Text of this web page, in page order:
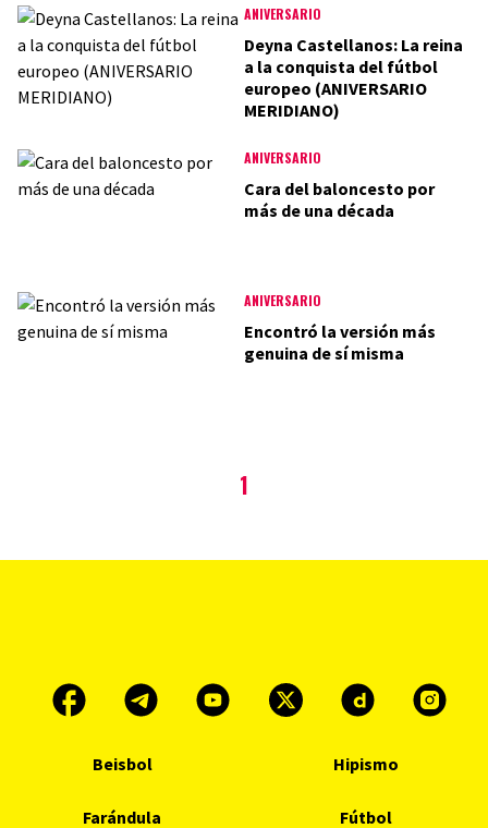
ANIVERSARIO
Deyna Castellanos: La reina
a la conquista del fútbol
europeo (ANIVERSARIO
MERIDIANO)
ANIVERSARIO
Cara del baloncesto por
más de una década
ANIVERSARIO
Encontró la versión más
genuina de sí misma
1
Beisbol Hipismo
Farándula Fútbol